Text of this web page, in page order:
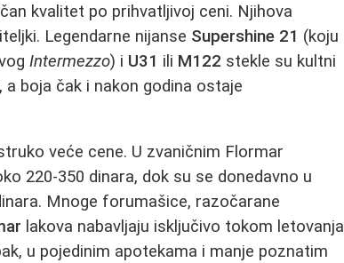
kvalitet po prihvatljivoj ceni. Njihova
Legendarne nijanse Supershine 21 (koju
Intermezzo) i U31 ili M122 stekle su kultni
boja čak i nakon godina ostaje
veće cene. U zvaničnim Flormar
220-350 dinara, dok su se donedavno u
Mnoge forumašice, razočarane
lakova nabavljaju isključivo tokom letovanja
u pojedinim apotekama i manje poznatim